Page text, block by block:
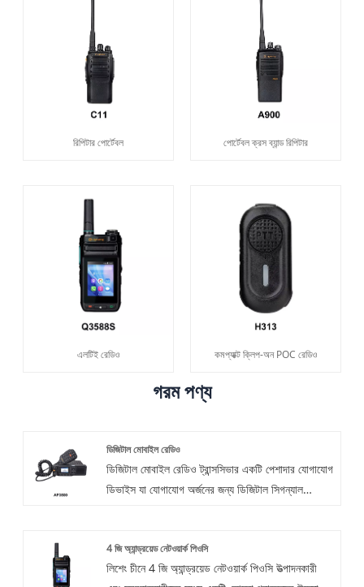
রিপিটার পোর্টেবল পোর্টেবল ক্রস ব্যান্ড রিপিটার
এলটিই রেডিও কমপ্যাক্ট ক্লিপ-অন POC রেডিও
গরম পণ্য
ডিজিটাল মোবাইল রেডিও
ডিজিটাল মোবাইল রেডিও ট্রান্সসিভার একটি পেশাদার যোগাযোগ
ডিভাইস যা যোগাযোগ অর্জনের জন্য ডিজিটাল সিগন্যাল
নির্ভরযোগ্য, উচ্চ-গতি এবং ক্ষতিহীন ভয়েস এবং ডেটা ট্রান্সমিশন
ফাংশন রয়েছে, যা যোগাযোগকে আরও দক্ষ করে তোলে।
4 জি অ্যান্ড্রয়েড নেটওয়ার্ক পিওসি
লিশেং চীনে 4 জি অ্যান্ড্রয়েড নেটওয়ার্ক পিওসি উত্পাদনকারী